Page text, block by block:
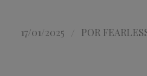
17/01/2025 POR